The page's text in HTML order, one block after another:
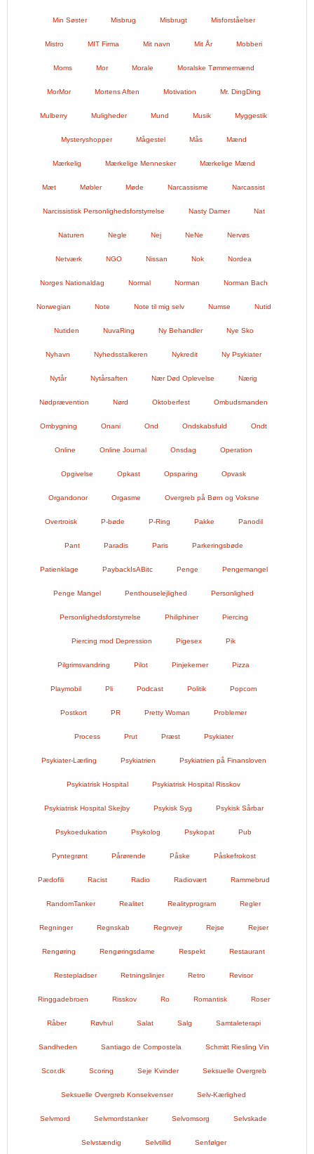
Min Søster Misbrug Misbrugt Misforståelser
Mistro MIT Firma Mit navn Mit År Mobberi
Moms Mor Morale Moralske Tømmermænd
MorMor Mortens Aften Motivation Mr. DingDing
Mulberry Muligheder Mund Musik Myggestik
Mysteryshopper Mågestel Mås Mænd
Mærkelig Mærkelige Mennesker Mærkelige Mænd
Mæt Møbler Møde Narcassisme Narcassist
Narcissistisk Personlighedsforstyrrelse Nasty Damer Nat
Naturen Negle Nej NeNe Nervøs
Netværk NGO Nissan Nok Nordea
Norges Nationaldag Normal Norman Norman Bach
Norwegian Note Note til mig selv Numse Nutid
Nutiden NuvaRing Ny Behandler Nye Sko
Nyhavn Nyhedsstalkeren Nykredit Ny Psykiater
Nytår Nytårsaften Nær Død Oplevelse Nærig
Nødprævention Nørd Oktoberfest Ombudsmanden
Ombygning Onani Ond Ondskabsfuld Ondt
Online Online Journal Onsdag Operation
Opgivelse Opkast Opsparing Opvask
Organdonor Orgasme Overgreb på Børn og Voksne
Overtroisk P-bøde P-Ring Pakke Panodil
Pant Paradis Paris Parkeringsbøde
Patienklage PaybackIsABitc Penge Pengemangel
Penge Mangel Penthouselejlighed Personlighed
Personlighedsforstyrrelse Philiphiner Piercing
Piercing mod Depression Pigesex Pik
Pilgrimsvandring Pilot Pinjekerner Pizza
Playmobil Pli Podcast Politik Popcorn
Postkort PR Pretty Woman Problemer
Process Prut Præst Psykiater
Psykiater-Lærling Psykiatrien Psykiatrien på Finansloven
Psykiatrisk Hospital Psykiatrisk Hospital Risskov
Psykiatrisk Hospital Skejby Psykisk Syg Psykisk Sårbar
Psykoedukation Psykolog Psykopat Pub
Pyntegrønt Pårørende Påske Påskefrokost
Pædofili Racist Radio Radiovært Rammebrud
RandomTanker Realitet Realityprogram Regler
Regninger Regnskab Regnvejr Rejse Rejser
Rengøring Rengøringsdame Respekt Restaurant
Restepladser Retningslinjer Retro Revisor
Ringgadebroen Risskov Ro Romantisk Roser
Råber Røvhul Salat Salg Samtaleterapi
Sandheden Santiago de Compostela Schmitt Riesling Vin
Scor.dk Scoring Seje Kvinder Seksuelle Overgreb
Seksuelle Overgreb Konsekvenser Selv-Kærlighed
Selvmord Selvmordstanker Selvomsorg Selvskade
Selvstændig Selvtillid Senfølger